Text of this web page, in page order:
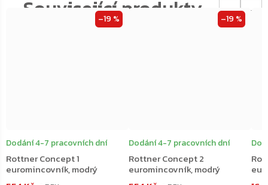
← →
–19 %
Rottner Concept 1
euromincovník, modrý
Dodání 4-7 pracovních dní
–19 %
Rottner Concept 2
euromincovník, modrý
Dodání 4-7 pracovních dní